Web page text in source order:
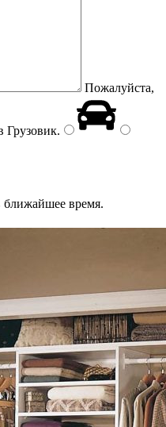
Пожалуйста,
Грузовик.
время.